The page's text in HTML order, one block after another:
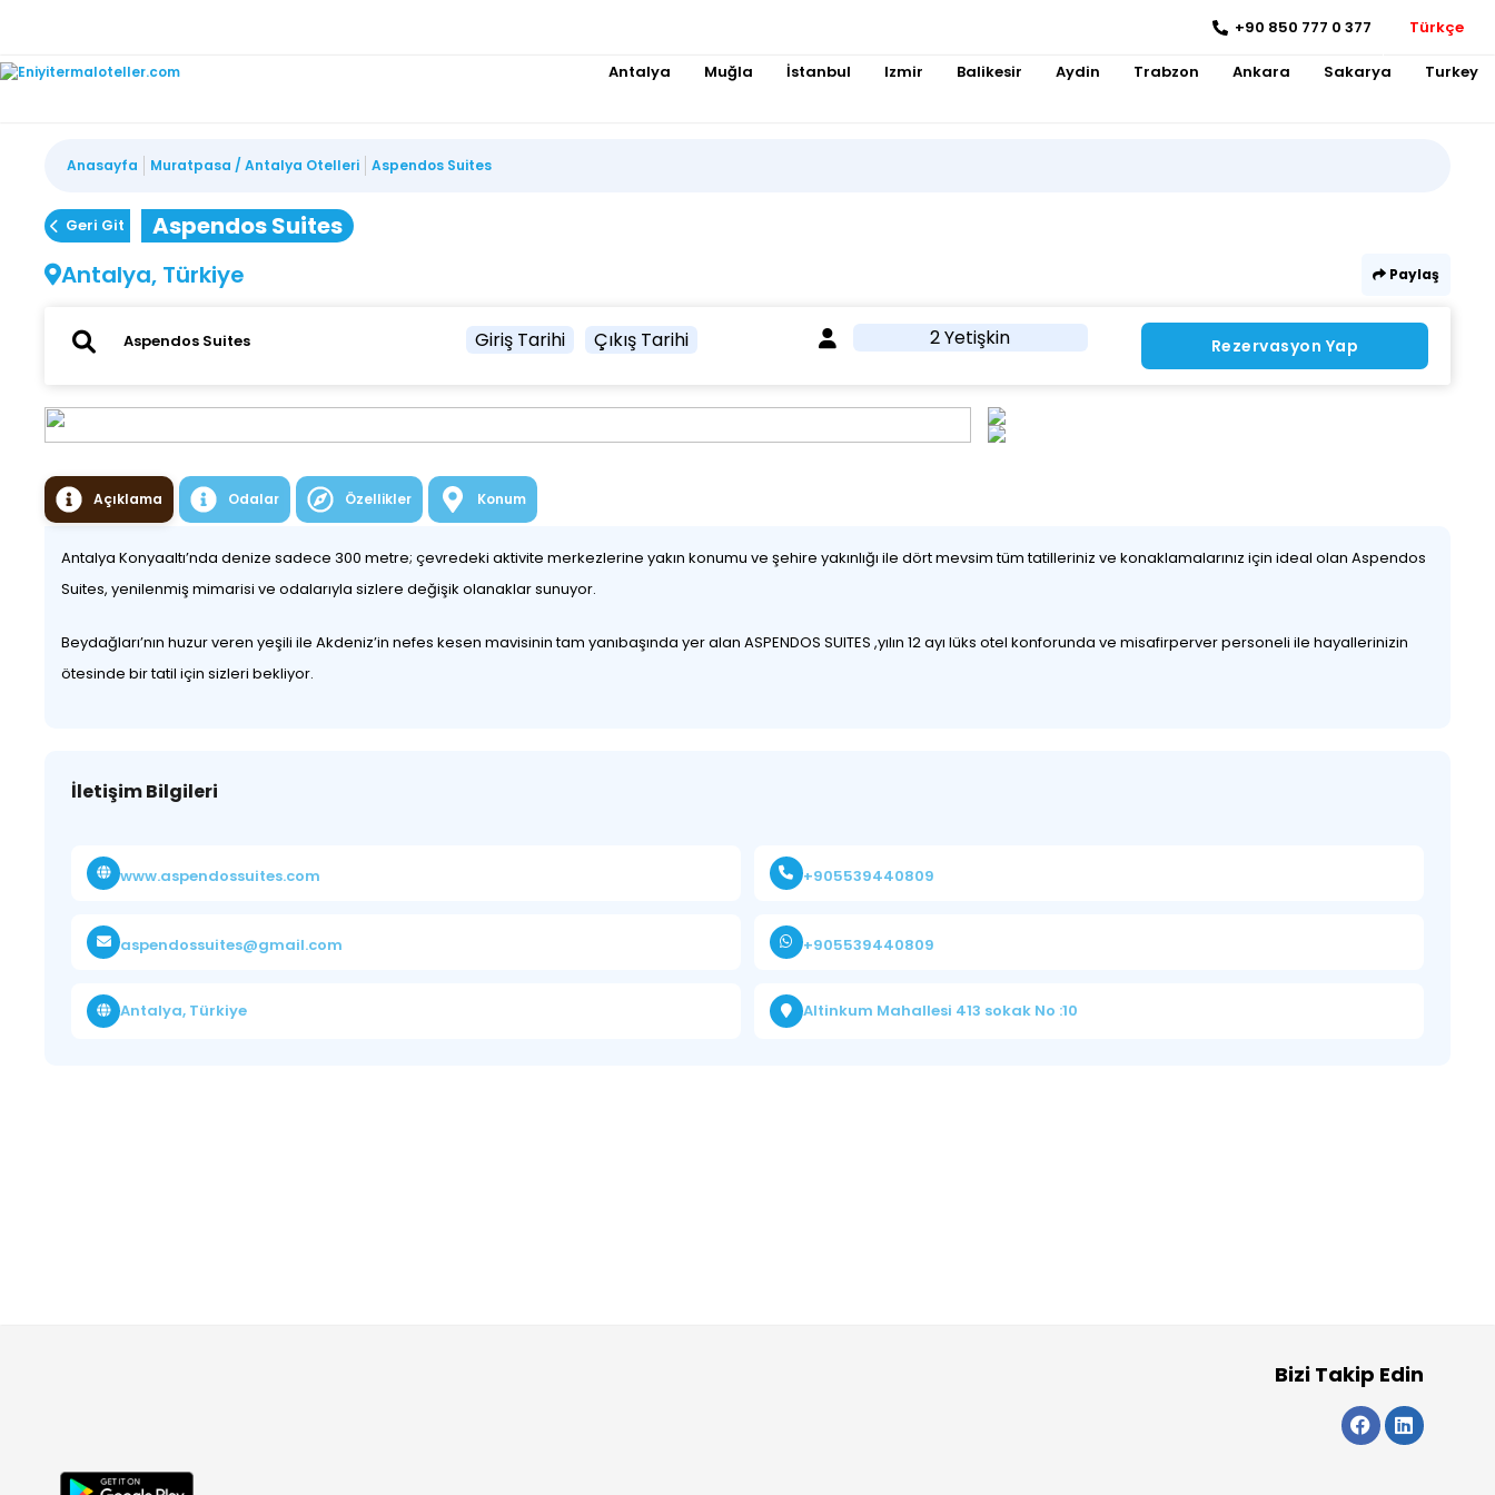
+90 850 777 0 377 Türkçe
Antalya Muğla İstanbul Izmir Balikesir Aydin Trabzon Ankara Sakarya Turkey
Anasayfa Muratpasa / Antalya Otelleri Aspendos Suites
Geri Git
Aspendos Suites
Antalya, Türkiye
Paylaş
Giriş Tarihi Çıkış Tarihi 2 Yetişkin Rezervasyon Yap
Açıklama Odalar Özellikler Konum
Antalya Konyaaltı’nda denize sadece 300 metre; çevredeki aktivite merkezlerine yakın konumu ve şehire yakınlığı ile dört mevsim tüm tatilleriniz ve konaklamalarınız için ideal olan Aspendos
Suites, yenilenmiş mimarisi ve odalarıyla sizlere değişik olanaklar sunuyor.
Beydağları’nın huzur veren yeşili ile Akdeniz’in nefes kesen mavisinin tam yanıbaşında yer alan ASPENDOS SUITES ,yılın 12 ayı lüks otel konforunda ve misafirperver personeli ile hayallerinizin
ötesinde bir tatil için sizleri bekliyor.
İletişim Bilgileri
www.aspendossuites.com +905539440809
aspendossuites@gmail.com +905539440809
Antalya, Türkiye Altinkum Mahallesi 413 sokak No :10
Bizi Takip Edin